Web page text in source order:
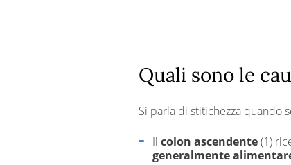
Quali sono le
Si parla di stitichezza quando
Il colon ascendente(1)
generalmente